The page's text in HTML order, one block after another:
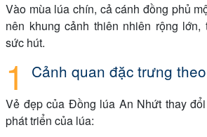
Vào mùa lúa chín, cả cánh đồng phủ
nên khung cảnh thiên nhiên rộng lớn,
sức hút.
Cảnh quan đặc trưng
Vẻ đẹp của Đồng lúa An Nhứt thay
phát triển của lúa: